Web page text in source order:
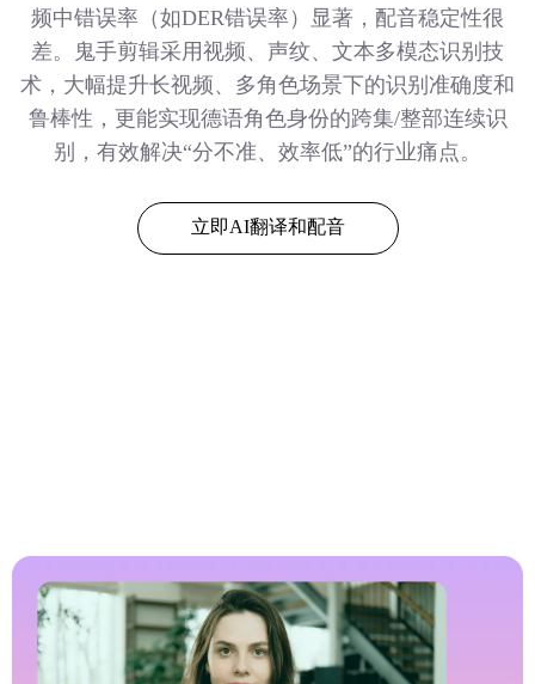
频中错误率（如DER错误率）显著，配音稳定性很
差。鬼手剪辑采用视频、声纹、文本多模态识别技
术，大幅提升长视频、多角色场景下的识别准确度和
鲁棒性，更能实现德语角色身份的跨集/整部连续识
别，有效解决“分不准、效率低”的行业痛点。
立即AI翻译和配音